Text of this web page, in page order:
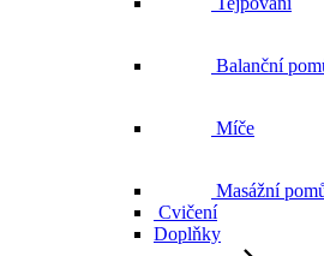
Balanční
Míče
Masážní
Cvičení
Doplňky